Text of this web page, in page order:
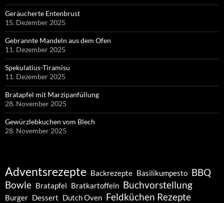
Geräucherte Entenbrust
15. Dezember 2025
Gebrannte Mandeln aus dem Ofen
11. Dezember 2025
Spekulatius-Tiramisu
11. Dezember 2025
Bratapfel mit Marzipanfüllung
28. November 2025
Gewürzlebkuchen vom Blech
28. November 2025
Adventsrezepte Backrezepte Basilikumpesto BBQ
Bowle Bratapfel Bratkartoffeln Buchvorstellung
Burger Dessert Dutch Oven Feldküchen Rezepte